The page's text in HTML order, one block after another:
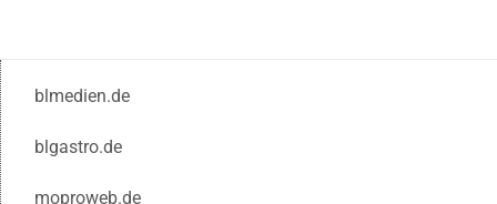
blmedien.de
blgastro.de
moproweb.de